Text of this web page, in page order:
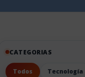
CATEGORIAS
Todos Tecnología